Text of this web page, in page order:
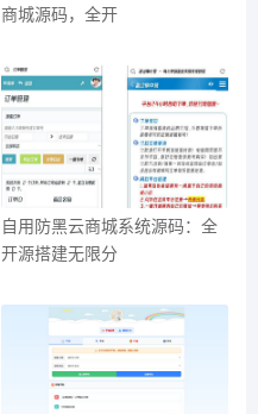
商城源码，全开
自用防黑云商城系统源码：全
开源搭建无限分